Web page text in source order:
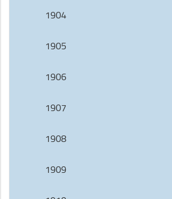
1904
1905
1906
1907
1908
1909